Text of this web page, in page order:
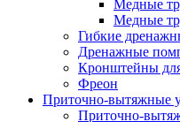
Медные
Медные
Гибкие
Дренажные
Кронштейны
Фреон
Приточно-вытяжные
Приточно-